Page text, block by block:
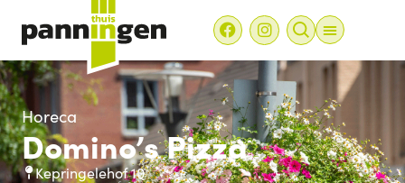
Horeca
Domino’s Pizza
Kepringelehof 10